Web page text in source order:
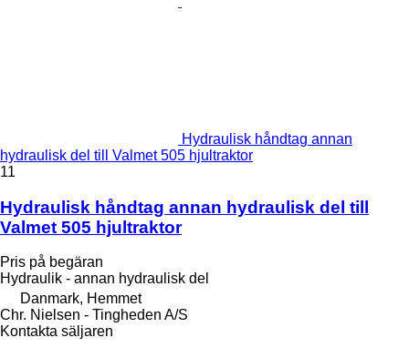
Hydraulisk håndtag annan
hydraulisk del till Valmet 505 hjultraktor
11
Hydraulisk håndtag annan hydraulisk del till
Valmet 505 hjultraktor
Pris på begäran
Hydraulik - annan hydraulisk del
Danmark, Hemmet
Chr. Nielsen - Tingheden A/S
Kontakta säljaren